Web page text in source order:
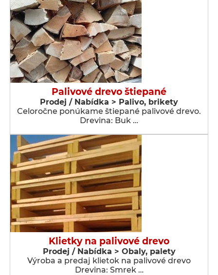
Palivové drevo štiepané
Prodej / Nabídka > Palivo, brikety
Celoročne ponúkame štiepané palivové drevo.
Drevina: Buk …
Klietky na palivové drevo
Prodej / Nabídka > Obaly, palety
Výroba a predaj klietok na palivové drevo
Drevina: Smrek …